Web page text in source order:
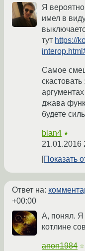
Я
имел в
тут https://
Самое
джава
будете
blan4 ★
21.01.2016
Показать
Ответ на:
+00:00
А, понял. Я
котлине
anon1984 ☆